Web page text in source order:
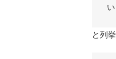
と列